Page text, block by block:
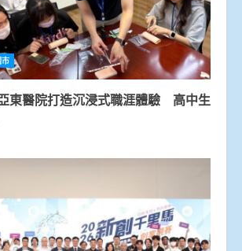
東醫院打造沉浸式職涯體驗 高中生